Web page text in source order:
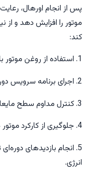
پس از انجام اورهال،
موتور را افزایش دهد و از
کند:
1. استفاده از روغن موتور با کیفیت و تعویض منظم آن.
2. اجرای برنامه سرویس دوره‌ای مطابق توصیه سازنده.
3. کنترل مداوم سطح مایعات خنک‌کننده و روغن.
4. جلوگیری از کارکرد موتور در حالت بار بیش از ظرفیت.
5. انجام بازدیدهای
انرژی.